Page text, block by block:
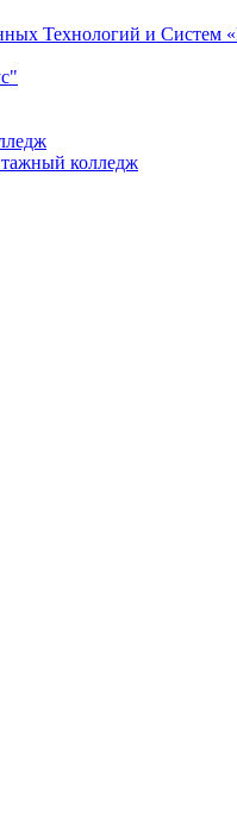
Технологий и Систем
колледж